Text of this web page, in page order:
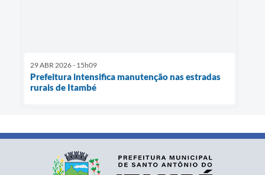
29 ABR 2026 - 15h09
Prefeitura intensifica manutenção nas estradas
rurais de Itambé